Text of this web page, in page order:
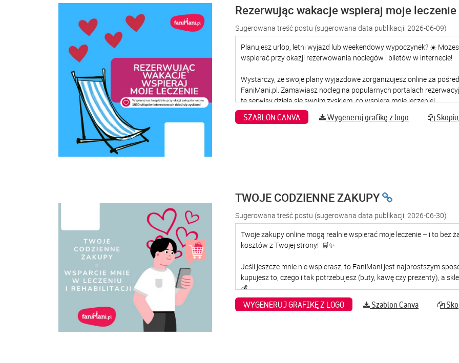
Rezerwując wakacje wspieraj moje leczenie
Sugerowana treść postu (sugerowana data publikacji: 2026-06-09)
SZABLON CANVA Wygeneruj grafikę z logo
TWOJE CODZIENNE ZAKUPY
Sugerowana treść postu (sugerowana data publikacji: 2026-06-30)
WYGENERUJ GRAFIKĘ Z LOGO Szablon Canva